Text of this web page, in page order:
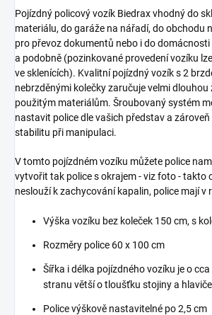
Pojízdný policový vozík Biedrax vhodný do
materiálu, do garáže na nářadí, do obchodu
pro převoz dokumentů nebo i do domácnosti
a podobně (pozinkované provedení vozíku
ve sklenících). Kvalitní pojízdný vozík s 2
nebrzděnými kolečky zaručuje velmi
použitým materiálům. Šroubovaný systém
nastavit police dle vašich představ a zároveň
stabilitu při manipulaci.
V tomto pojízdném vozíku můžete police
vytvořit tak police s okrajem - viz foto - takto
neslouží k zachycování kapalin, police mají v
Výška vozíku bez koleček 150 cm, s
Rozměry police 60 x 100 cm
Šířka i délka pojízdného vozíku je o
stranu větší o tloušťku stojiny a
Police výškově nastavitelné po 2,5 cm